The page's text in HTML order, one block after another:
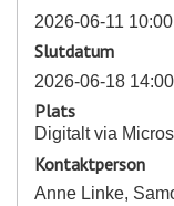
2026-06-11 10:00
Slutdatum
2026-06-18 14:00
Plats
Digitalt via
Kontaktperson
Anne Linke,